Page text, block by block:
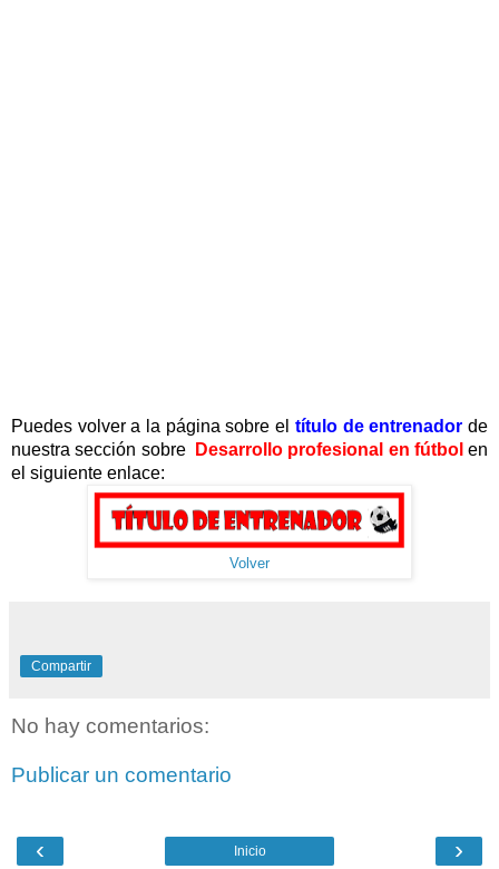
Puedes volver a la página sobre el título de entrenador de
nuestra sección sobre
Desarrollo profesional en fútbol en
el siguiente enlace:
Volver
Compartir
No hay comentarios:
Publicar un comentario
‹ ›
Inicio